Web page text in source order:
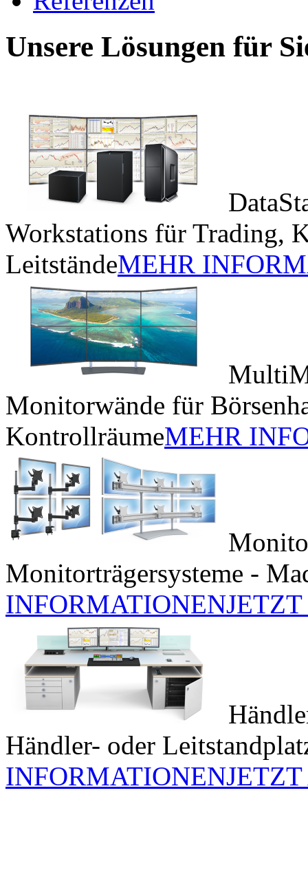
Unsere Lösungen für
Workstations für Trading,
LeitständeMEHR
Monitorwände für
KontrollräumeMEHR
Monitorträgersysteme -
INFORMATIONEN
Händler- oder
INFORMATIONEN